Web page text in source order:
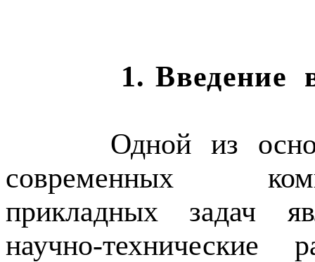
1. Введение
Одной из
современных
прикладных задач
научно-